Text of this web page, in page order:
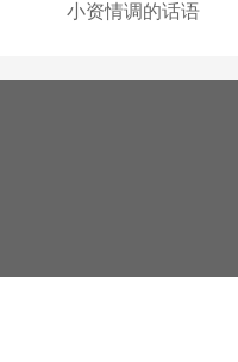
小资情调的话语